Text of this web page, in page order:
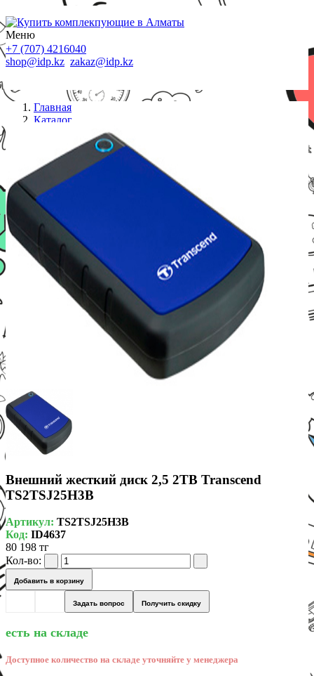
Меню
+7 (707) 4216040
shop@idp.kz zakaz@idp.kz
Главная
Каталог
Внешние накопители
Внешний жесткий диск 2,5 2TB Transcend
TS2TSJ25H3B
Внешний жесткий диск 2,5 2TB Transcend
TS2TSJ25H3B
Артикул: TS2TSJ25H3B
Код: ID4637
80 198 тг
Кол-во:
Добавить в корзину
Задать вопрос Получить скидку
есть на складе
Доступное количество на складе уточняйте у менеджера